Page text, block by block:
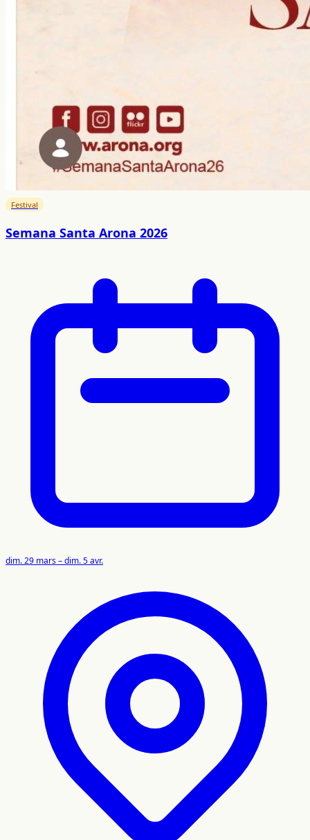
Festival
Semana Santa Arona 2026
dim. 29 mars – dim. 5 avr.